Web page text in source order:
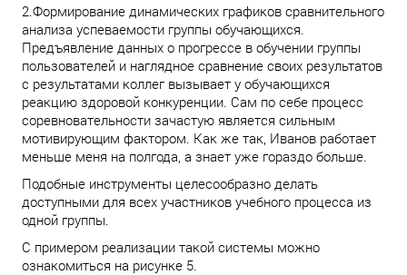
2.Формирование динамических графиков сравнительного
анализа успеваемости группы обучающихся.
Предъявление данных о прогрессе в обучении группы
пользователей и наглядное сравнение своих результатов
с результатами коллег вызывает у обучающихся
реакцию здоровой конкуренции. Сам по себе процесс
соревновательности зачастую является сильным
мотивирующим фактором. Как же так, Иванов работает
меньше меня на полгода, а знает уже гораздо больше.
Подобные инструменты целесообразно делать
доступными для всех участников учебного процесса из
одной группы.
С примером реализации такой системы можно
ознакомиться на рисунке 5.